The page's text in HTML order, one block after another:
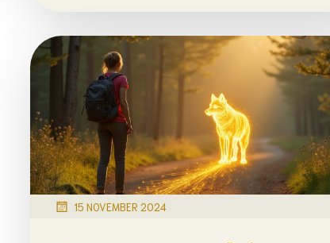
15 NOVEMBER 2024